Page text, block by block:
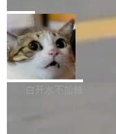
是把这段空隙补上。 回
aDB 捕获 commit 之间
微软同期总资本开支的
bet、微软以及 Meta 等
ceXAI的资金消耗速度尤
撑庞大支出的资金来源
貌。数据显示，微软和
一个在终端里运行的编
1.2，驱动这个 agent 的
你可以用 curl -fsSL
sh | bash 安装一个能在
代码、验证结果的 AI
局
美团开源
准 AI 能力认知
机器出题的前提，是让
构建流程可以分为四个
白开水不加糖